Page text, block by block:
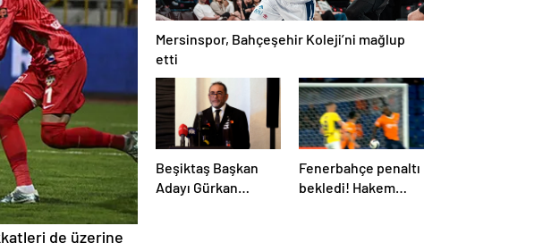
de üzerine
Mersinspor, Bahçeşehir Koleji’ni mağlup
etti
Beşiktaş Başkan
Adayı Gürkan
Fenerbahçe penaltı
bekledi! Hakem